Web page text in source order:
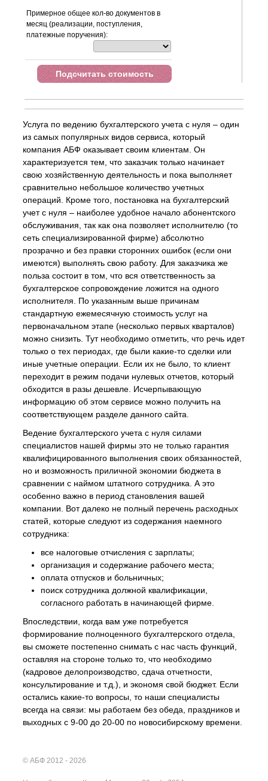
Примерное общее кол-во документов в
месяц (реализации, поступления,
платежные поручения):
Подсчитать стоимость
Услуга по ведению бухгалтерского учета с нуля – один
из самых популярных видов сервиса, который
компания АБФ оказывает своим клиентам. Он
характеризуется тем, что заказчик только начинает
свою хозяйственную деятельность и пока выполняет
сравнительно небольшое количество учетных
операций. Кроме того, постановка на бухгалтерский
учет с нуля – наиболее удобное начало абонентского
обслуживания, так как она позволяет исполнителю (то
сеть специализированной фирме) абсолютно
прозрачно и без правки сторонних ошибок (если они
имеются) выполнять свою работу. Для заказчика же
польза состоит в том, что вся ответственность за
бухгалтерское сопровождение ложится на одного
исполнителя. По указанным выше причинам
стандартную ежемесячную стоимость услуг на
первоначальном этапе (несколько первых кварталов)
можно снизить. Тут необходимо отметить, что речь идет
только о тех периодах, где были какие-то сделки или
иные учетные операции. Если их не было, то клиент
переходит в режим подачи нулевых отчетов, который
обходится в разы дешевле. Исчерпывающую
информацию об этом сервисе можно получить на
соответствующем разделе данного сайта.
Ведение бухгалтерского учета с нуля силами
специалистов нашей фирмы это не только гарантия
квалифицированного выполнения своих обязанностей,
но и возможность приличной экономии бюджета в
сравнении с наймом штатного сотрудника. А это
особенно важно в период становления вашей
компании. Вот далеко не полный перечень расходных
статей, которые следуют из содержания наемного
сотрудника:
все налоговые отчисления с зарплаты;
организация и содержание рабочего места;
оплата отпусков и больничных;
поиск сотрудника должной квалификации,
согласного работать в начинающей фирме.
Впоследствии, когда вам уже потребуется
формирование полноценного бухгалтерского отдела,
вы сможете постепенно снимать с нас часть функций,
оставляя на стороне только то, что необходимо
(кадровое делопроизводство, сдача отчетности,
консультирование и т.д.), и экономя свой бюджет. Если
остались какие-то вопросы, то наши специалисты
всегда на связи: мы работаем без обеда, праздников и
выходных с 9-00 до 20-00 по новосибирскому времени.
© АБФ 2012 - 2026